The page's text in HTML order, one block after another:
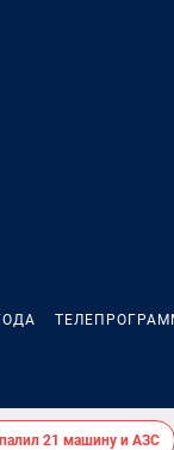
21 машину и АЗС